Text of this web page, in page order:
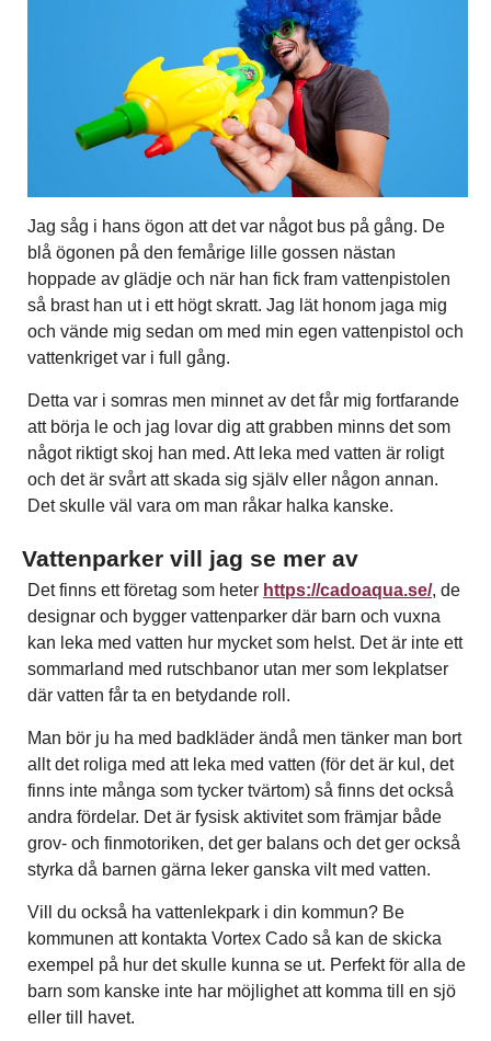
Jag såg i hans ögon att det var något bus på gång. De
blå ögonen på den femårige lille gossen nästan
hoppade av glädje och när han fick fram vattenpistolen
så brast han ut i ett högt skratt. Jag lät honom jaga mig
och vände mig sedan om med min egen vattenpistol och
vattenkriget var i full gång.
Detta var i somras men minnet av det får mig fortfarande
att börja le och jag lovar dig att grabben minns det som
något riktigt skoj han med. Att leka med vatten är roligt
och det är svårt att skada sig själv eller någon annan.
Det skulle väl vara om man råkar halka kanske.
Vattenparker vill jag se mer av
Det finns ett företag som heter https://cadoaqua.se/, de
designar och bygger vattenparker där barn och vuxna
kan leka med vatten hur mycket som helst. Det är inte ett
sommarland med rutschbanor utan mer som lekplatser
där vatten får ta en betydande roll.
Man bör ju ha med badkläder ändå men tänker man bort
allt det roliga med att leka med vatten (för det är kul, det
finns inte många som tycker tvärtom) så finns det också
andra fördelar. Det är fysisk aktivitet som främjar både
grov- och finmotoriken, det ger balans och det ger också
styrka då barnen gärna leker ganska vilt med vatten.
Vill du också ha vattenlekpark i din kommun? Be
kommunen att kontakta Vortex Cado så kan de skicka
exempel på hur det skulle kunna se ut. Perfekt för alla de
barn som kanske inte har möjlighet att komma till en sjö
eller till havet.